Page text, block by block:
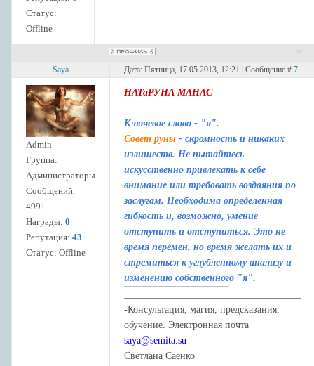
Статус:
Offline
Saya Дата: Пятница, 17.05.2013, 12:21 | Сообщение # 7
Admin
Группа:
Администраторы
Сообщений:
4991
Награды: 0
Репутация: 43
Статус: Offline
НАТаРУНА МАНАС
Ключевое слово - "я".
Совет руны - скромность и никаких
излишеств. Не пытайтесь
искусственно привлекать к себе
внимание или требовать воздаяния по
заслугам. Необходима определенная
гибкость и, возможно, умение
отступить и отступиться. Это не
время перемен, но время желать их и
стремиться к углубленному анализу и
изменению собственного "я".
-Консультация, магия, предсказания,
обучение. Электронная почта
saya@semita.su
Светлана Саенко